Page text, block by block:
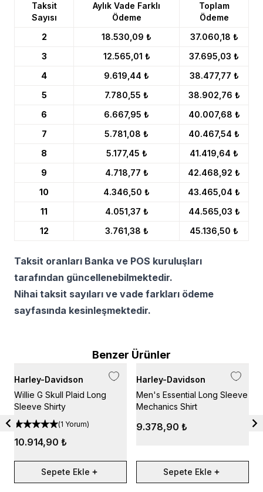
Taksit
Sayısı
Aylık Vade Farklı
Ödeme
Toplam
Ödeme
2
18.530,09 ₺
37.060,18 ₺
3
12.565,01 ₺
37.695,03 ₺
4
9.619,44 ₺
38.477,77 ₺
5
7.780,55 ₺
38.902,76 ₺
6
6.667,95 ₺
40.007,68 ₺
7
5.781,08 ₺
40.467,54 ₺
8
5.177,45 ₺
41.419,64 ₺
9
4.718,77 ₺
42.468,92 ₺
10
4.346,50 ₺
43.465,04 ₺
11
4.051,37 ₺
44.565,03 ₺
12
3.761,38 ₺ 45.136,50 ₺
Taksit oranları Banka ve POS kuruluşları
tarafından güncellenebilmektedir.
Nihai taksit sayıları ve vade farkları ödeme
sayfasında kesinleşmektedir.
Benzer Ürünler
Harley-Davidson
Willie G Skull Plaid Long
Sleeve Shirty
(1 Yorum)
10.914,90 ₺
Sepete Ekle
Harley-Davidson
Men's Essential Long Sleeve
Mechanics Shirt
9.378,90 ₺
Sepete Ekle